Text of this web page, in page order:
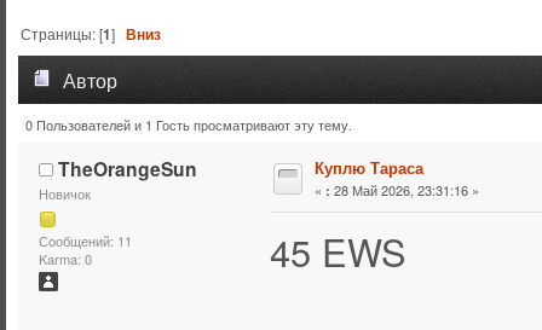
Страницы: [1]Вниз
Автор
Тема: Куплю Тараса (Прочитано 6969 раз)
0 Пользователей и 1 Гость просматривают эту тему.
TheOrangeSun
Новичок
Сообщений: 11
Karma: 0
Куплю Тараса
« : 28 Май 2026, 23:31:16 »
45 EWS